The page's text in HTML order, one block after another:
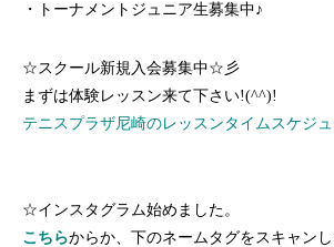
・トーナメントジュニア生募集中♪
☆スクール新規入会募集中☆彡
まずは体験レッスン来て下さい!(^^)!
テニスプラザ尼崎のレッスンタイムスケジ
☆インスタグラム始めました。
こちらからか、下のネームタグをスキャンし